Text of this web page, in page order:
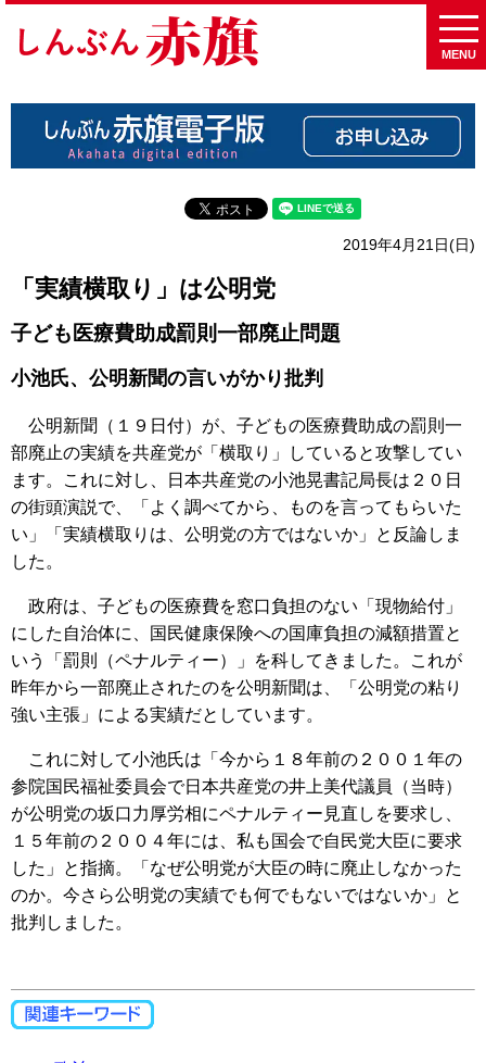
MENU
2019年4月21日(日)
「実績横取り」は公明党
子ども医療費助成罰則一部廃止問題
小池氏、公明新聞の言いがかり批判
公明新聞（１９日付）が、子どもの医療費助成の罰則一
部廃止の実績を共産党が「横取り」していると攻撃してい
ます。これに対し、日本共産党の小池晃書記局長は２０日
の街頭演説で、「よく調べてから、ものを言ってもらいた
い」「実績横取りは、公明党の方ではないか」と反論しま
した。
政府は、子どもの医療費を窓口負担のない「現物給付」
にした自治体に、国民健康保険への国庫負担の減額措置と
いう「罰則（ペナルティー）」を科してきました。これが
昨年から一部廃止されたのを公明新聞は、「公明党の粘り
強い主張」による実績だとしています。
これに対して小池氏は「今から１８年前の２００１年の
参院国民福祉委員会で日本共産党の井上美代議員（当時）
が公明党の坂口力厚労相にペナルティー見直しを要求し、
１５年前の２００４年には、私も国会で自民党大臣に要求
した」と指摘。「なぜ公明党が大臣の時に廃止しなかった
のか。今さら公明党の実績でも何でもないではないか」と
批判しました。